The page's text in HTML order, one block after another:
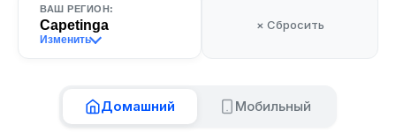
ВАШ РЕГИОН:
Capetinga
Изменить
× Сбросить
Домашний Мобильный